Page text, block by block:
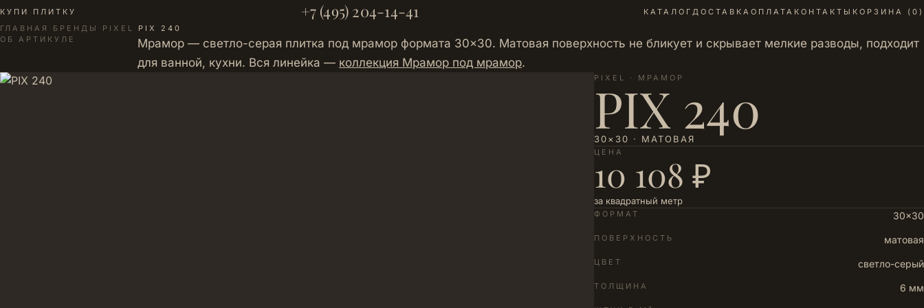
КУПИ ПЛИТКУ +7 (495) 204-14-41 КАТАЛОГ ДОСТАВКА ОПЛАТА КОНТАКТЫ КОРЗИНА ( 0 )
ГЛАВНАЯ · БРЕНДЫ · PIXEL · PIX 240
ОБ АРТИКУЛЕ
Мрамор — светло-серая плитка под мрамор формата 30×30. Матовая поверхность не бликует и скрывает мелкие разводы, подходит
для ванной, кухни. Вся линейка — коллекция Мрамор под мрамор.
PIXEL · МРАМОР
PIX 240
30×30 · МАТОВАЯ
ЦЕНА
10 108 ₽
за квадратный метр
ФОРМАТ 30×30
ПОВЕРХНОСТЬ матовая
ЦВЕТ светло-серый
ТОЛЩИНА 6 мм